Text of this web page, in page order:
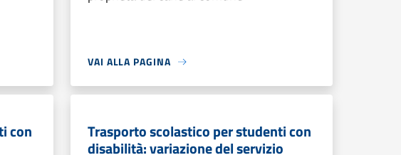
VAI ALLA PAGINA
con Trasporto scolastico per studenti con
disabilità: variazione del servizio